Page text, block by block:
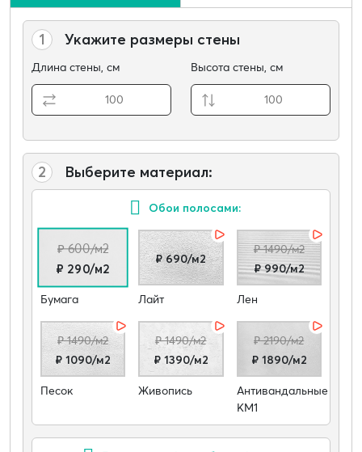
1 Укажите размеры стены
Длина стены, см Высота стены, см
2 Выберите материал:
Обои полосами:
₽ 600/м2
₽ 290/м2
Бумага
₽ 690/м2
Лайт
₽ 1490/м2
₽ 990/м2
Лен
₽ 1490/м2
₽ 1090/м2
Песок
₽ 1490/м2
₽ 1390/м2
Живопись
₽ 2190/м2
₽ 1890/м2
Антивандальные
КМ1